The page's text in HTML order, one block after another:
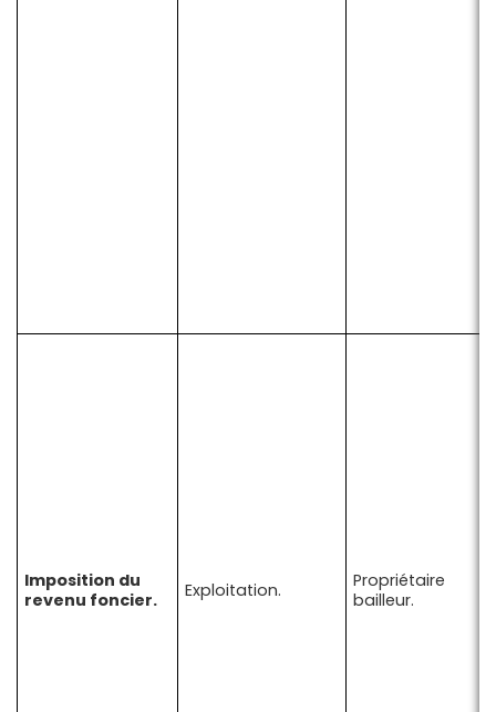
Imposition du
revenu foncier.
Exploitation.
Propriétaire
bailleur.